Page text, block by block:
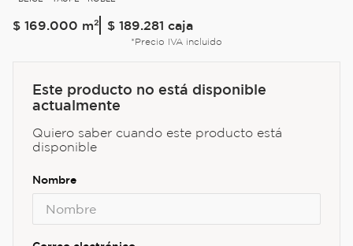
$ 169.000 m² $ 189.281 caja
*Precio IVA incluido
Este producto no está disponible
actualmente
Quiero saber cuando este producto está
disponible